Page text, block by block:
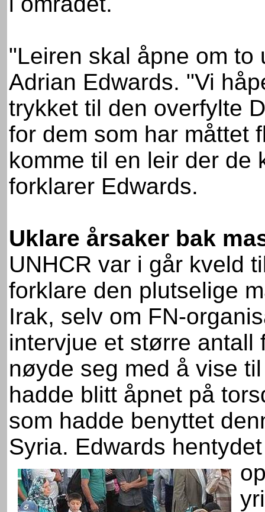
"Leiren skal åpne om to
Adrian Edwards. "Vi
trykket til den overfylte
for dem som har måttet
komme til en leir der de
forklarer Edwards.
Uklare årsaker bak
UNHCR var i går kveld
forklare den plutselige
Irak, selv om FN-
intervjue et større antall
nøyde seg med å vise
hadde blitt åpnet på
som hadde benyttet
Syria. Edwards